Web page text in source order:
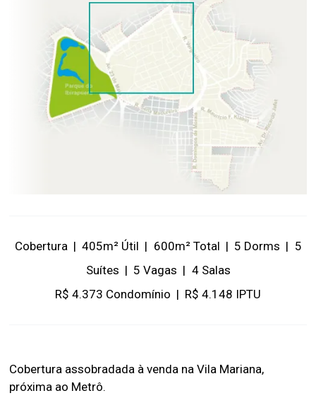
Cobertura | 405m² Útil | 600m² Total | 5 Dorms | 5
Suítes | 5 Vagas | 4 Salas
R$ 4.373 Condomínio | R$ 4.148 IPTU
Cobertura assobradada à venda na Vila Mariana,
próxima ao Metrô.